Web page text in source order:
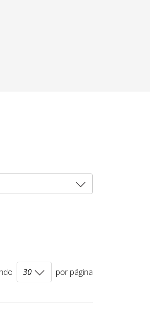
legislativas na CLDF podem ser
por página